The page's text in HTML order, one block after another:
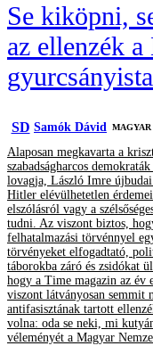
Se kiköpni,
az ellenzék
SD Samók Dávid MAGYAR
Alaposan megkavarta a
szabadságharcos
lovagja, László Imre
Hitler elévülhetetlen
elszólásról vagy a
tudni. Az viszont biztos,
felhatalmazási törvénnyel
törvényeket elfogadtató,
táborokba záró és zsidókat
hogy a Time magazin az év
viszont látványosan semmit
antifasisztának tartott
volna: oda se neki, mi
véleményét a Magyar